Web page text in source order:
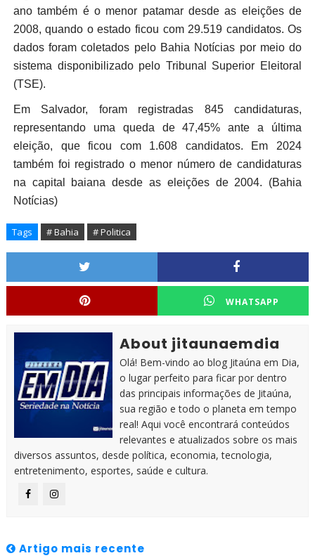
ano também é o menor patamar desde as eleições de
2008, quando o estado ficou com 29.519 candidatos. Os
dados foram coletados pelo Bahia Notícias por meio do
sistema disponibilizado pelo Tribunal Superior Eleitoral
(TSE).
Em Salvador, foram registradas 845 candidaturas,
representando uma queda de 47,45% ante a última
eleição, que ficou com 1.608 candidatos. Em 2024
também foi registrado o menor número de candidaturas
na capital baiana desde as eleições de 2004. (Bahia
Notícias)
Tags # Bahia # Politica
WHATSAPP
About jitaunaemdia
Olá! Bem-vindo ao blog Jitaúna em Dia,
o lugar perfeito para ficar por dentro
das principais informações de Jitaúna,
sua região e todo o planeta em tempo
real! Aqui você encontrará conteúdos
relevantes e atualizados sobre os mais
diversos assuntos, desde política, economia, tecnologia,
entretenimento, esportes, saúde e cultura.
Artigo mais recente